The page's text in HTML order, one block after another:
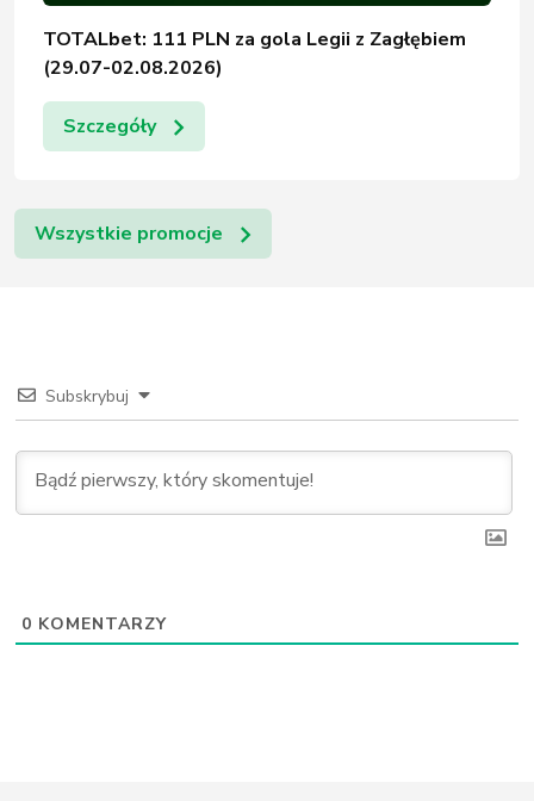
Wszystkie promocje
Subskrybuj
KOMENTARZY